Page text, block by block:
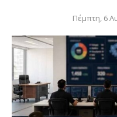
Πέμπτη, 6